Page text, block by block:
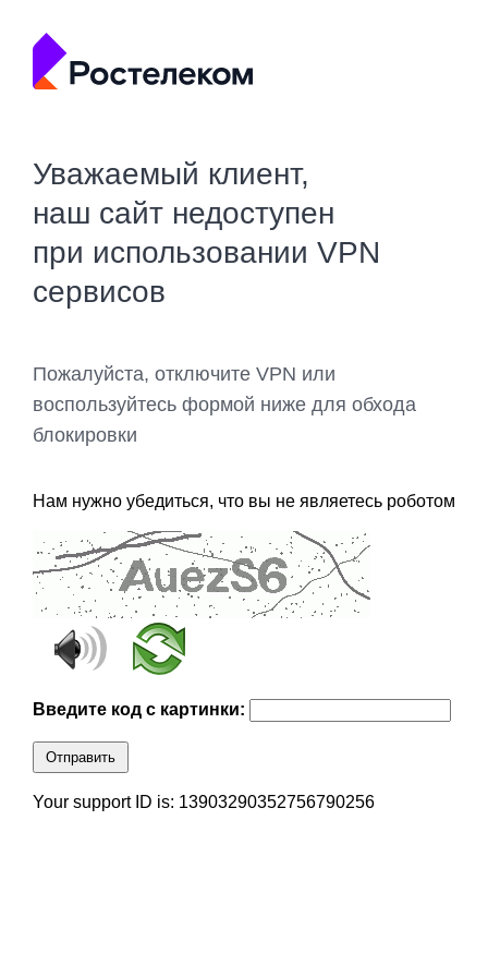
Уважаемый клиент,
наш сайт недоступен
при использовании VPN
сервисов
Пожалуйста, отключите VPN или
воспользуйтесь формой ниже для обхода
блокировки
Нам нужно убедиться, что вы не являетесь роботом
Введите код с картинки:
Отправить
Your support ID is: 13903290352756790256